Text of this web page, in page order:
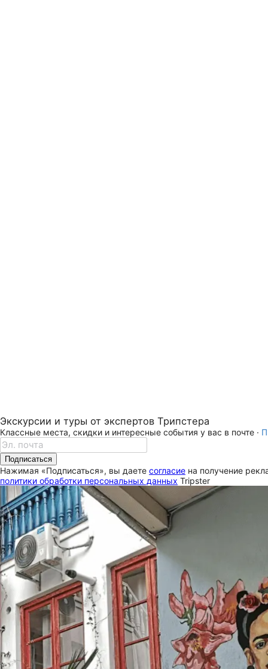
Экскурсии и туры от экспертов Трипстера
Классные места, скидки и интересные события у вас в почте ·
Подписаться
Нажимая «Подписаться», вы даете согласие на получение
политики обработки персональных данных Tripster